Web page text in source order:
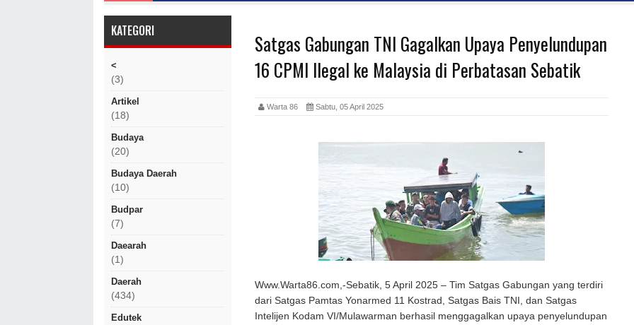
KATEGORI
<
(3)
Artikel
(18)
Budaya
(20)
Budaya Daerah
(10)
Budpar
(7)
Daearah
(1)
Daerah
(434)
Edutek
Satgas Gabungan TNI Gagalkan Upaya Penyelundupan
16 CPMI Ilegal ke Malaysia di Perbatasan Sebatik
Warta 86 Sabtu, 05 April 2025
Www.Warta86.com,-Sebatik, 5 April 2025 – Tim Satgas Gabungan yang terdiri
dari Satgas Pamtas Yonarmed 11 Kostrad, Satgas Bais TNI, dan Satgas
Intelijen Kodam VI/Mulawarman berhasil menggagalkan upaya penyelundupan